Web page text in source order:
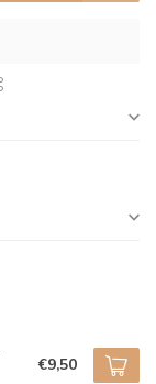
€9,50